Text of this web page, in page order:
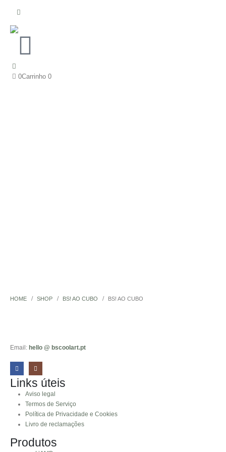
0Carrinho 0
HOME SHOP BS! AO CUBO BS! AO CUBO
Email: hello @ bscoolart.pt
Links úteis
Aviso legal
Termos de Serviço
Política de Privacidade e Cookies
Livro de reclamações
Produtos